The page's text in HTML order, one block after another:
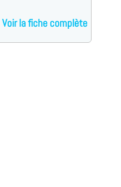
Voir la fiche complète